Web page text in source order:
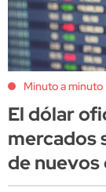
Minuto a minuto
El dólar
mercados
de